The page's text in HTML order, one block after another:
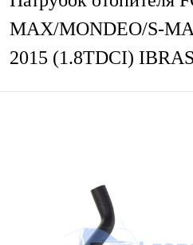
MAX/MONDEO/S-
2015 (1.8TDCI)